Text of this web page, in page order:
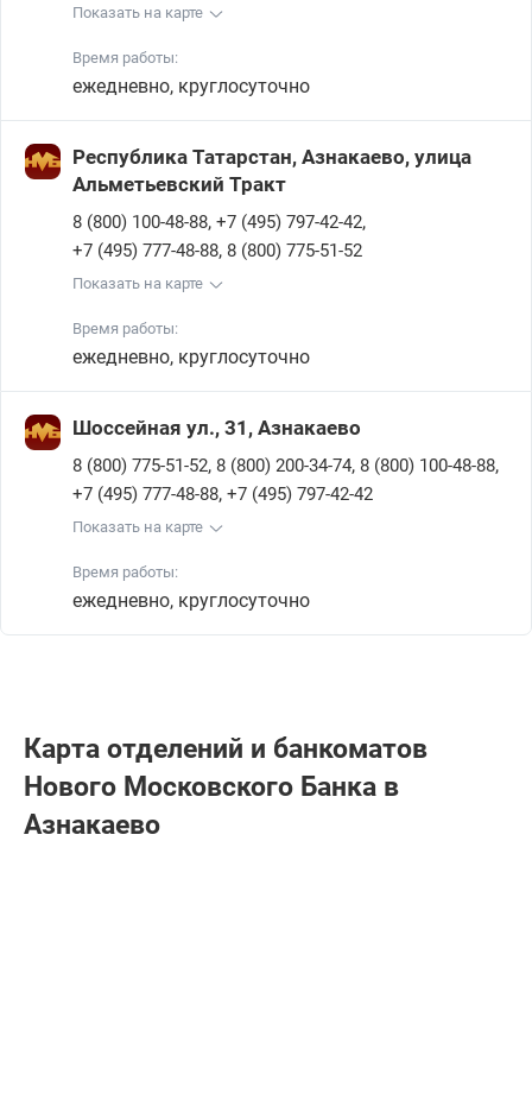
Показать на карте
Время работы:
ежедневно, круглосуточно
Республика Татарстан, Азнакаево, улица
Альметьевский Тракт
8 (800) 100-48-88, +7 (495) 797-42-42,
+7 (495) 777-48-88, 8 (800) 775-51-52
Показать на карте
Время работы:
ежедневно, круглосуточно
Шоссейная ул., 31, Азнакаево
8 (800) 775-51-52, 8 (800) 200-34-74, 8 (800) 100-48-88,
+7 (495) 777-48-88, +7 (495) 797-42-42
Показать на карте
Время работы:
ежедневно, круглосуточно
Карта отделений и банкоматов
Нового Московского Банка в
Азнакаево